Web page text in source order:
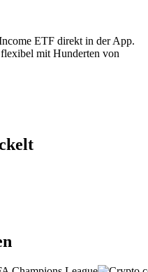
ETF direkt in der App.
mit Hunderten von